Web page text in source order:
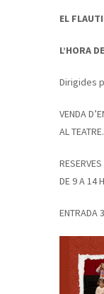
EL
L’HORA
Dirigides
VENDA
AL TEATRE.
DE 9 A 14
ENTRADA